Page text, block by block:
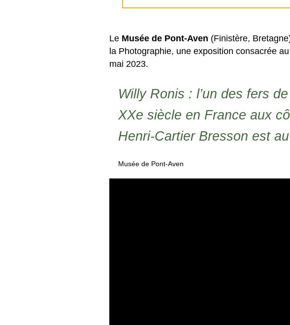
Le Musée de Pont-Aven (Finistère,
la Photographie, une exposition consacrée
mai 2023.
Willy Ronis : l’un des fers
XXe siècle en France aux
Henri-Cartier Bresson est
Musée de Pont-Aven